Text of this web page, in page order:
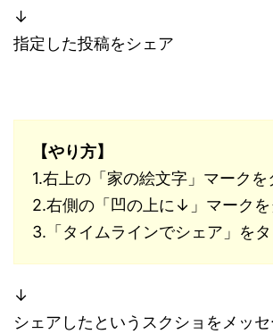
↓
指定した投稿をシェア
【やり方】
1.右上の「家の絵文字」マークを
2.右側の「凹の上に↓」マーク
3.「タイムラインでシェア」を
↓
シェアしたというスクショをメッセ